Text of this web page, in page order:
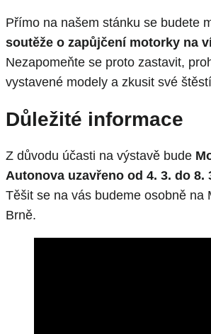
Přímo na našem stánku se budete
soutěže o zapůjčení motorky na
Nezapomeňte se proto zastavit,
vystavené modely a zkusit své
Důležité informace
Z důvodu účasti na výstavě bude
Autonova uzavřeno od 4. 3. do 8.
Těšit se na vás budeme osobně na
Brně.